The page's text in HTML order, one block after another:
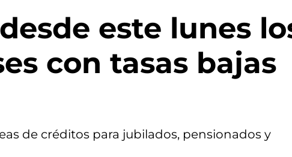
este lunes
con tasas bajas
de créditos para jubilados, pensionados y